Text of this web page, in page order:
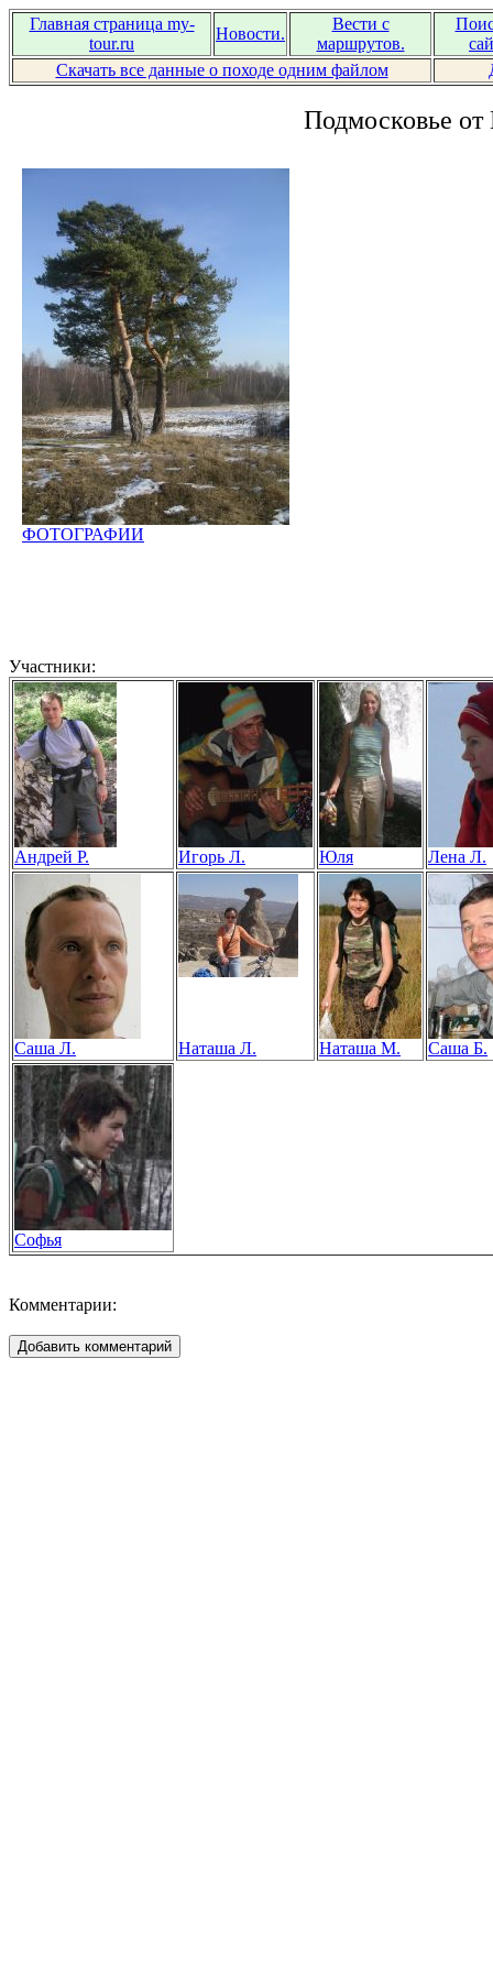
Главная страница my-
tour.ru
Новости.
Вести с
маршрутов.
Скачать все данные о походе одним файлом
Подмосковье
ФОТОГРАФИИ
Участники:
Андрей Р. Игорь Л. Юля Лена Л.
Саша Л. Наташа Л. Наташа М. Саша Б.
Софья
Комментарии: